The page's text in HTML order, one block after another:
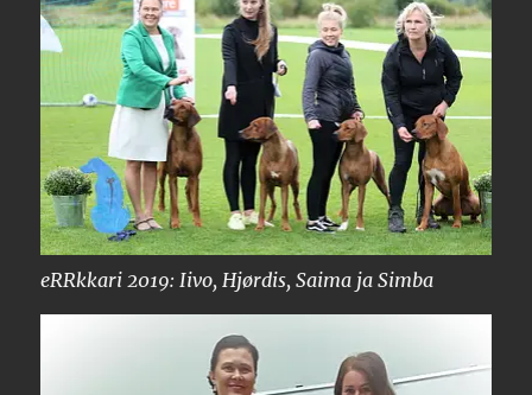
eRRkkari 2019: Iivo, Hjørdis, Saima ja Simba